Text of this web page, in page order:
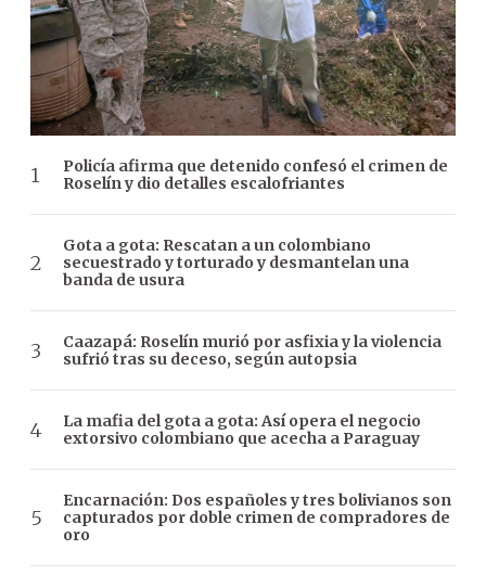
Policía afirma que detenido confesó el crimen de
Roselín y dio detalles escalofriantes
Gota a gota: Rescatan a un colombiano
secuestrado y torturado y desmantelan una
banda de usura
Caazapá: Roselín murió por asfixia y la violencia
sufrió tras su deceso, según autopsia
La mafia del gota a gota: Así opera el negocio
extorsivo colombiano que acecha a Paraguay
Encarnación: Dos españoles y tres bolivianos son
capturados por doble crimen de compradores de
oro